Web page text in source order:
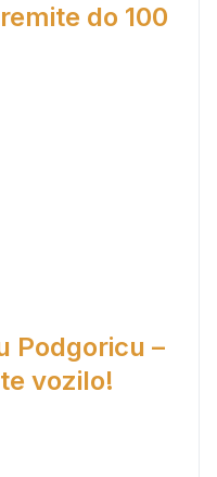
do 100
Podgoricu –
vozilo!